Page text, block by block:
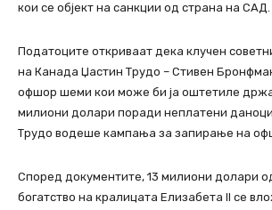
кои се објект на санкции од страна на САД.
Податоците откриваат дека клучен
на Канада Џастин Трудо – Стивен
офшор шеми кои може би ја оштетиле
милиони долари поради неплатени
Трудо водеше кампања за запирање на
Според документите, 13 милиони долари
богатство на кралицата Елизабета II се